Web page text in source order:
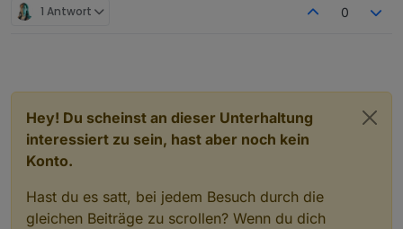
1 Antwort 0
Hey! Du scheinst an dieser Unterhaltung
interessiert zu sein, hast aber noch kein
Konto.
Hast du es satt, bei jedem Besuch durch die
gleichen Beiträge zu scrollen? Wenn du dich